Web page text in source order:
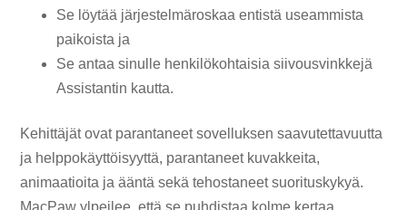
Se löytää järjestelmäroskaa entistä useammista
paikoista ja
Se antaa sinulle henkilökohtaisia ​​siivousvinkkejä
Assistantin kautta.
Kehittäjät ovat parantaneet sovelluksen saavutettavuutta
ja helppokäyttöisyyttä, parantaneet kuvakkeita,
animaatioita ja ääntä sekä tehostaneet suorituskykyä.
MacPaw ylpeilee, että se puhdistaa kolme kertaa